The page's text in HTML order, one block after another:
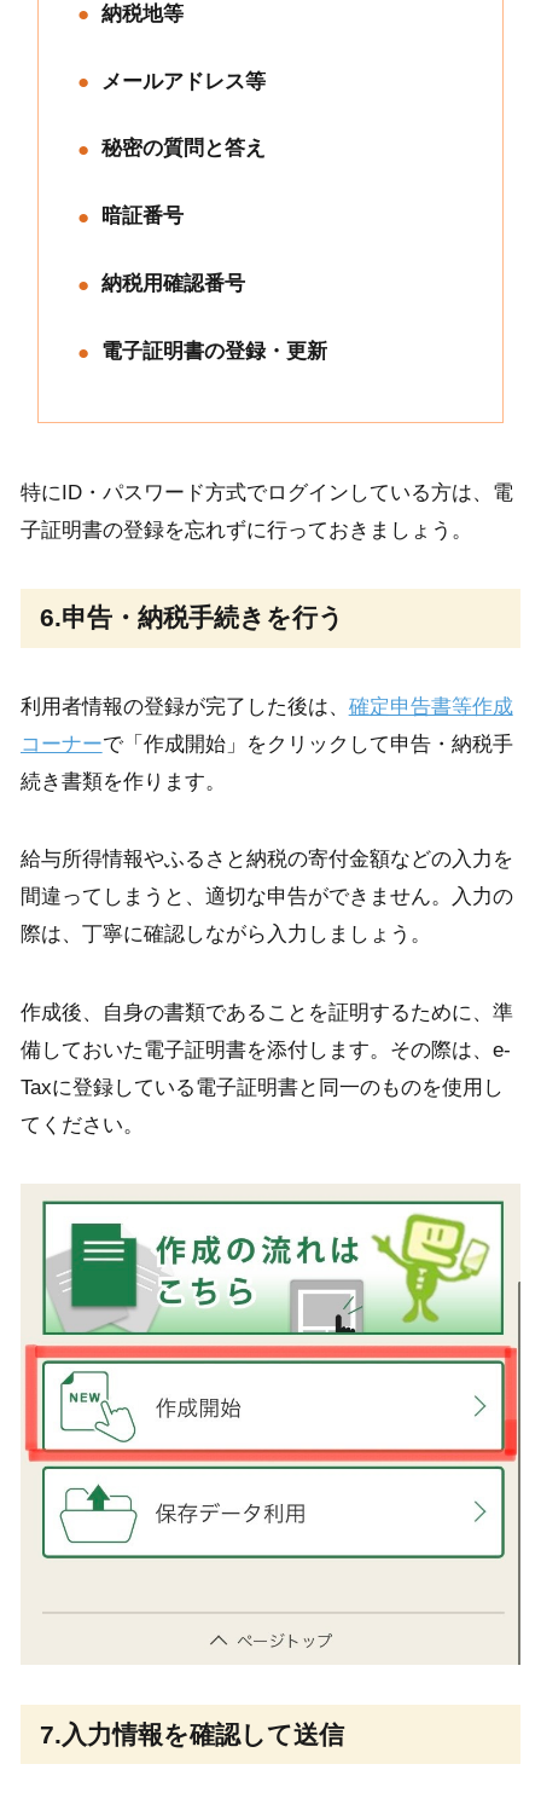
納税地等
メールアドレス等
秘密の質問と答え
暗証番号
納税用確認番号
電子証明書の登録・更新
特にID・パスワード方式でログインしている方は、電
子証明書の登録を忘れずに行っておきましょう。
6.申告・納税手続きを行う
利用者情報の登録が完了した後は、 確定申告書等作成
コーナーで「作成開始」をクリックして申告・納税手
続き書類を作ります。
給与所得情報やふるさと納税の寄付金額などの入力を
間違ってしまうと、適切な申告ができません。入力の
際は、丁寧に確認しながら入力しましょう。
作成後、自身の書類であることを証明するために、準
備しておいた電子証明書を添付します。その際は、e-
Taxに登録している電子証明書と同一のものを使用し
てください。
7.入力情報を確認して送信